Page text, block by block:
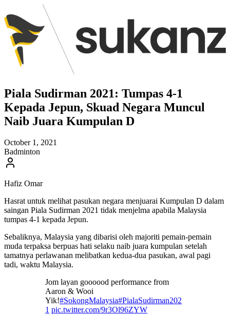
Piala Sudirman 2021: Tumpas 4-1
Kepada Jepun, Skuad Negara Muncul
Naib Juara Kumpulan D
October 1, 2021
Badminton
Hafiz Omar
Hasrat untuk melihat pasukan negara menjuarai Kumpulan D dalam
saingan Piala Sudirman 2021 tidak menjelma apabila Malaysia
tumpas 4-1 kepada Jepun.
Sebaliknya, Malaysia yang dibarisi oleh majoriti pemain-pemain
muda terpaksa berpuas hati selaku naib juara kumpulan setelah
tamatnya perlawanan melibatkan kedua-dua pasukan, awal pagi
tadi, waktu Malaysia.
Jom layan goooood performance from
Aaron & Wooi
Yik!#SokongMalaysia#PialaSudirman202
1 pic.twitter.com/9r3Ol96ZYW